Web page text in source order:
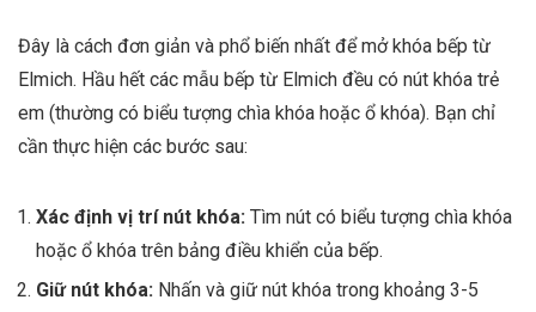
Đây là cách đơn giản và phổ biến nhất để mở khóa bếp từ
Elmich. Hầu hết các mẫu bếp từ Elmich đều có nút khóa trẻ
em (thường có biểu tượng chìa khóa hoặc ổ khóa). Bạn chỉ
cần thực hiện các bước sau:
Xác định vị trí nút khóa: Tìm nút có biểu tượng chìa khóa
hoặc ổ khóa trên bảng điều khiển của bếp.
Giữ nút khóa: Nhấn và giữ nút khóa trong khoảng 3-5